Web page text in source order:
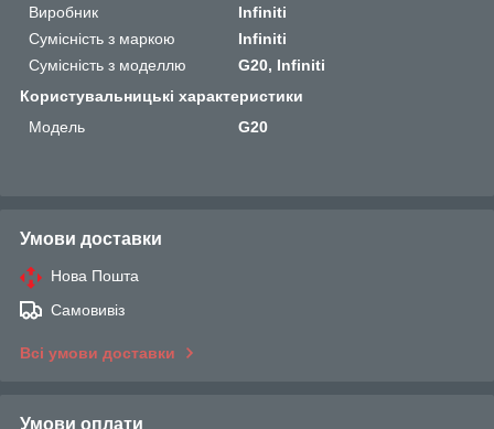
Виробник
Infiniti
Сумісність з маркою
Infiniti
Сумісність з моделлю
G20, Infiniti
Користувальницькі характеристики
Мoдель
G20
Умови доставки
Нова Пошта
Самовивіз
Всі умови доставки
Умови оплати